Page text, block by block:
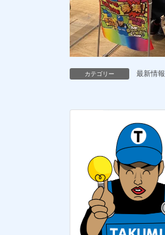
カテゴリー 最新情報